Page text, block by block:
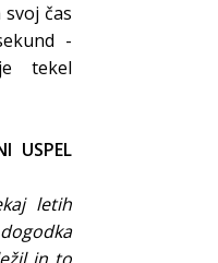
čas
-
tekel
USPEL
letih